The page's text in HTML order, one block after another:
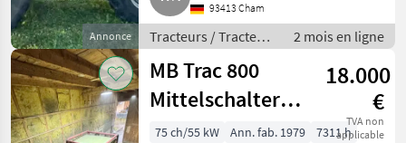
Annonce
93413 Cham
Tracteurs / Tracteurs
agricoles
2 mois en ligne
MB Trac 800
Mittelschalter
1979,
18.000
€
TVA non
applicable
75 ch/55 kW Ann. fab. 1979 7311 h